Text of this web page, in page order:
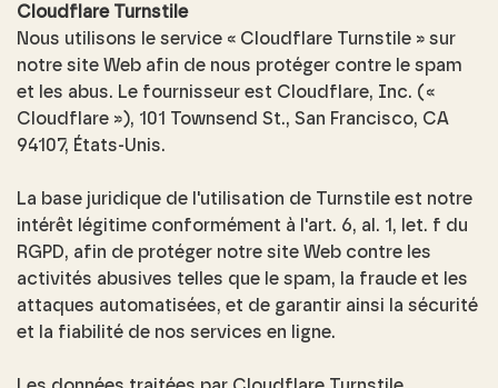
Cloudflare Turnstile
Nous utilisons le service « Cloudflare Turnstile » sur
notre site Web afin de nous protéger contre le spam
et les abus. Le fournisseur est Cloudflare, Inc. («
Cloudflare »), 101 Townsend St., San Francisco, CA
94107, États-Unis.
La base juridique de l'utilisation de Turnstile est notre
intérêt légitime conformément à l'art. 6, al. 1, let. f du
RGPD, afin de protéger notre site Web contre les
activités abusives telles que le spam, la fraude et les
attaques automatisées, et de garantir ainsi la sécurité
et la fiabilité de nos services en ligne.